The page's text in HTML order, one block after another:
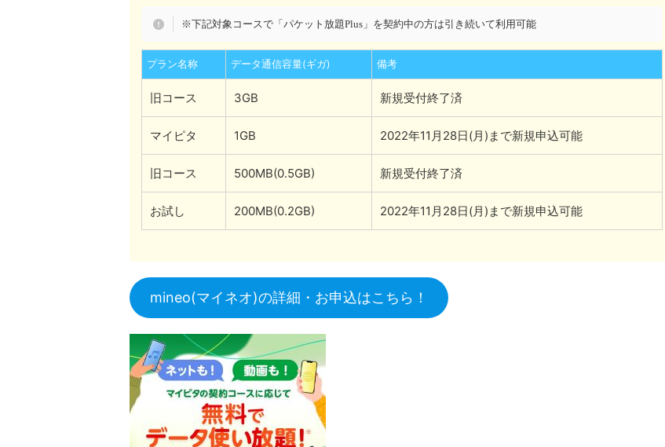
※下記対象コースで「パケット放題Plus」を契約中の方は引き続いて利用可能
プラン名称 データ通信容量(ギガ) 備考
旧コース 3GB 新規受付終了済
マイピタ 1GB 2022年11月28日(月)まで新規申込可能
旧コース 500MB(0.5GB) 新規受付終了済
お試し 200MB(0.2GB) 2022年11月28日(月)まで新規申込可能
mineo(マイネオ)の詳細・お申込はこちら！